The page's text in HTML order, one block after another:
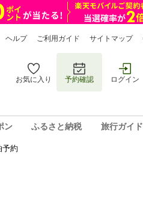
ヘルプ ご利用ガイド サイトマップ
お気に入り 予約確認 ログイン
ン ふるさと納税 旅行ガイド
約